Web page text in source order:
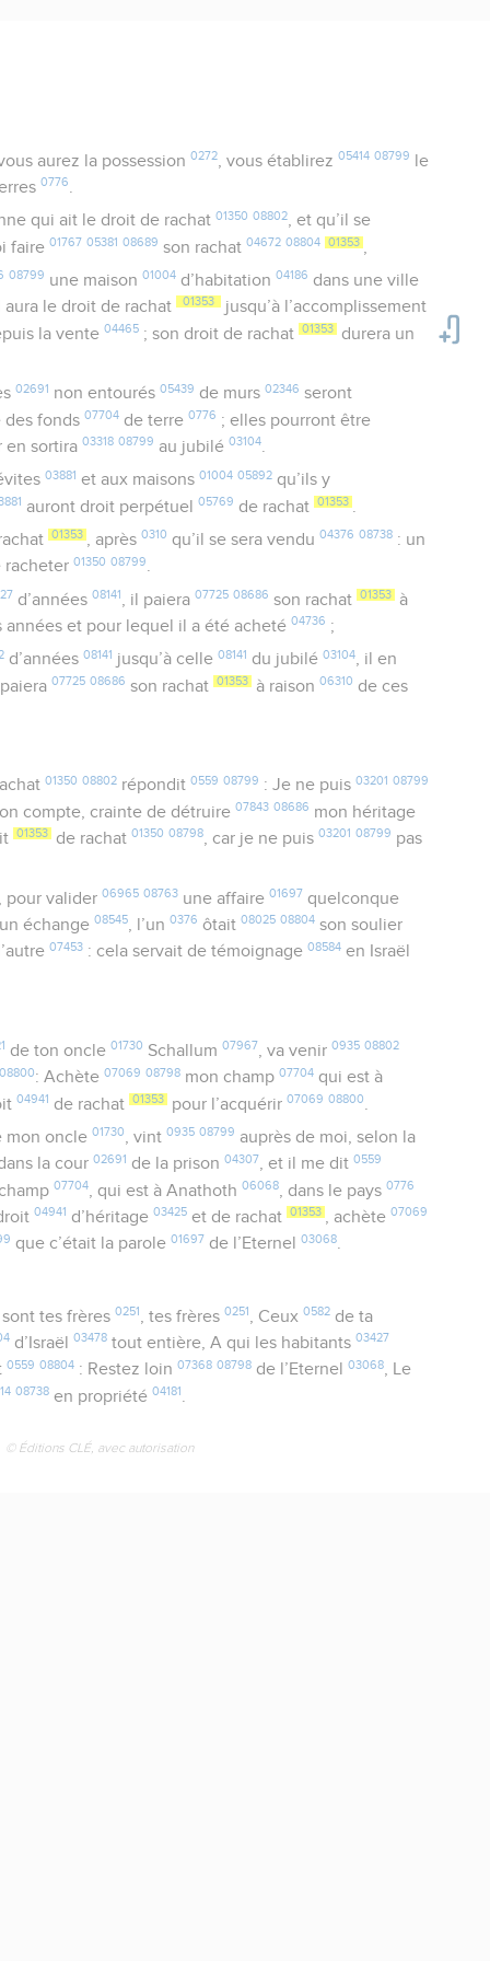
aurez la possession 0272, vous établirez 05414 08799
le
0776.
qui ait le droit de rachat 01350 08802, et qu’il se
faire01767 05381 08689 son rachat04672 08804 01353
08799 une maison 01004d’habitation 04186 dans une ville
aura le droit de rachat 01353 jusqu’à l’accomplissement
la vente04465 ; son droit de rachat 01353
durera un
02691 non entourés 05439 de murs 02346 seront
des fonds07704 de terre0776 ; elles pourront être
en sortira03318 08799 au jubilé03104.
03881 et aux maisons 01004 05892qu’ils y
auront droit perpétuel05769 de rachat 01353
01353 , après 0310 qu’il se sera vendu 04376 08738: un
racheter01350 08799.
d’années 08141 , il paiera 07725 08686 son rachat 01353 à
années et pour lequel il a été acheté04736 ;
d’années 08141 jusqu’à celle 08141 du jubilé 03104, il en
paiera07725 08686 son rachat 01353 à raison06310 de ces
01350 08802répondit 0559 08799 : Je ne puis 03201 08799
compte, crainte de détruire07843 08686 mon héritage
01353 de rachat01350 08798, car je ne puis03201 08799 pas
pour valider 06965 08763une affaire 01697 quelconque
échange08545, l’un0376 ôtait08025 08804 son soulier
07453 : cela servait de témoignage08584 en Israël
de ton oncle 01730 Schallum 07967, va venir 0935 08802
08800: Achète07069 08798 mon champ07704 qui est à
04941 de rachat 01353 pour l’acquérir07069 08800
mon oncle 01730, vint 0935 08799 auprès de moi, selon la
la cour02691 de la prison04307, et il me dit0559
07704 , qui est à Anathoth06068 , dans le pays0776
04941 d’héritage03425 et de rachat 01353 , achète07069
que c’était la parole01697 de l’Eternel03068.
sont tes frères 0251 , tes frères 0251 , Ceux 0582de ta
d’Israël03478 tout entière, A qui les habitants03427
0559 08804 : Restez loin07368 08798 de l’Eternel03068, Le
08738 en propriété04181
© Éditions CLÉ, avec autorisation